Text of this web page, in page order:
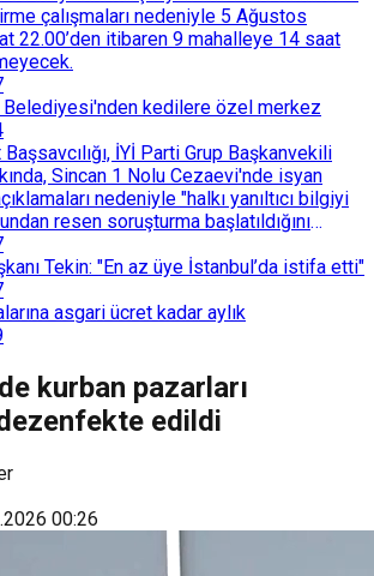
çalışmaları nedeniyle 5 Ağustos
22.00’den itibaren 9 mahalleye 14 saat
Belediyesi'nden kedilere özel merkez
İYİ Parti Grup Başkanvekili
Sincan 1 Nolu Cezaevi'nde isyan
nedeniyle "halkı yanıltıcı bilgiyi
resen soruşturma başlatıldığını
Tekin: "En az üye İstanbul’da istifa etti"
asgari ücret kadar aylık
kurban pazarları
edildi
00:26